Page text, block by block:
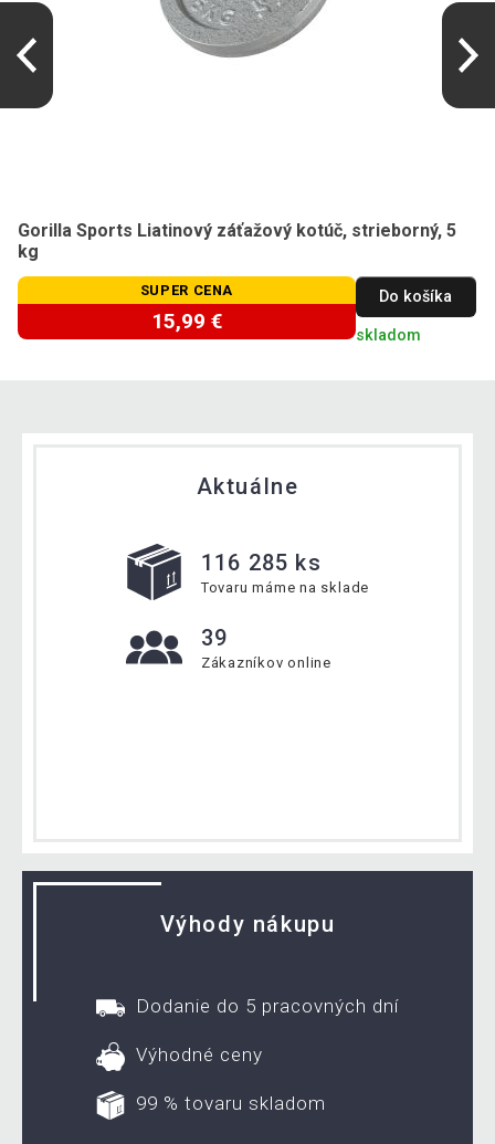
Gorilla Sports Liatinový záťažový kotúč, strieborný, 5
kg
SUPER CENA
15,99 €
Do košíka
skladom
Aktuálne
116 285 ks
Tovaru máme na sklade
39
Zákazníkov online
Výhody nákupu
Dodanie do 5 pracovných dní
Výhodné ceny
99 % tovaru skladom